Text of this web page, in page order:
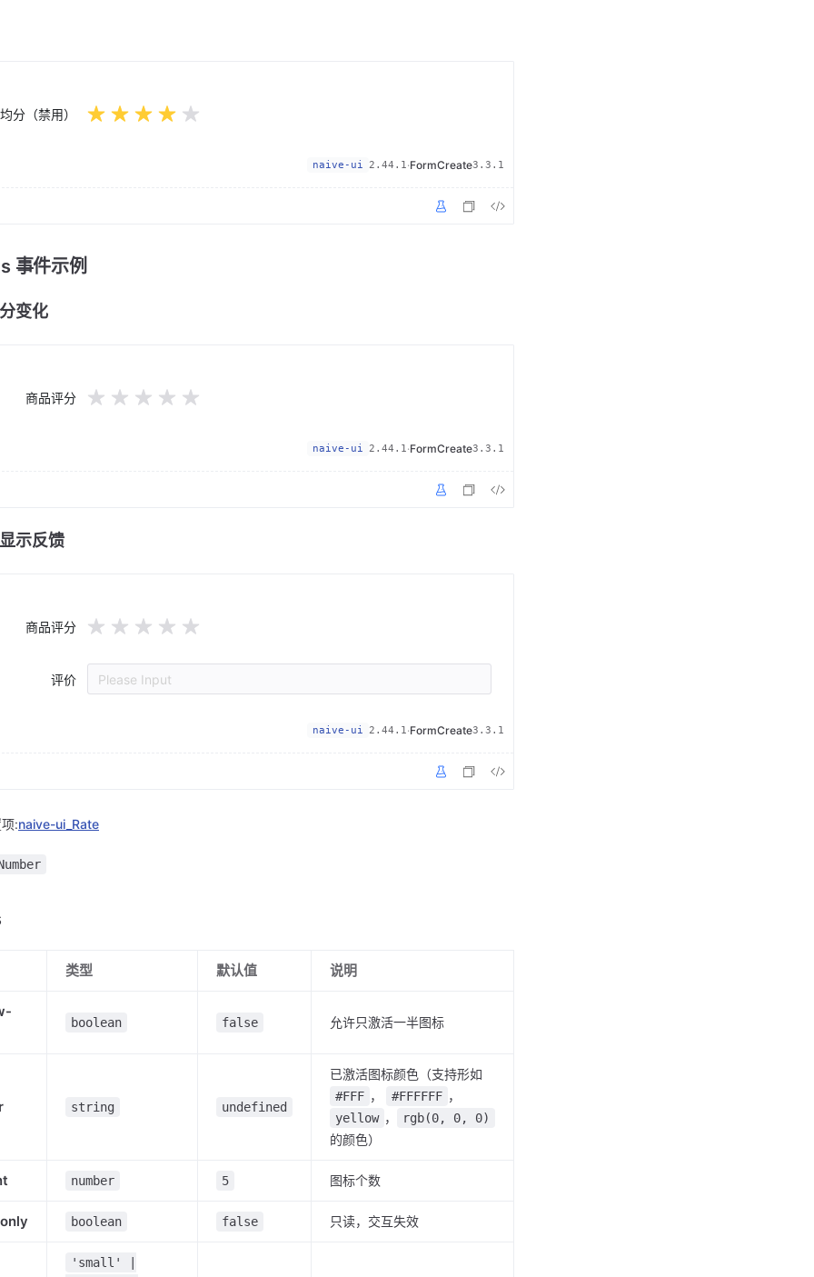
naive-ui 2.44.1·FormCreate3.3.1
分（禁用）
事件示例
变化
naive-ui 2.44.1·FormCreate3.3.1
商品评分
示反馈
naive-ui 2.44.1·FormCreate3.3.1
商品评分
评价 Please Input
:naive-ui_Rate
类型 默认值 说明
boolean false 允许只激活一半图标
string undefined
已激活图标颜色（支持形如
#FFF ， #FFFFFF ，
yellow ， rgb(0, 0, 0)
的颜色）
number 5 图标个数
boolean false 只读，交互失效
'small' |